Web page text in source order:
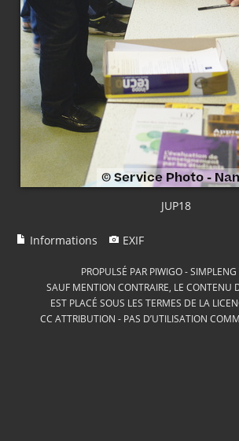
JUP18
Informations EXIF
PROPULSÉ PAR PIWIGO-
SAUF MENTION CONTRAIRE, LE CONTENU
EST PLACÉ SOUS LES TERMES DE LA
CC ATTRIBUTION - PAS D’UTILISATION